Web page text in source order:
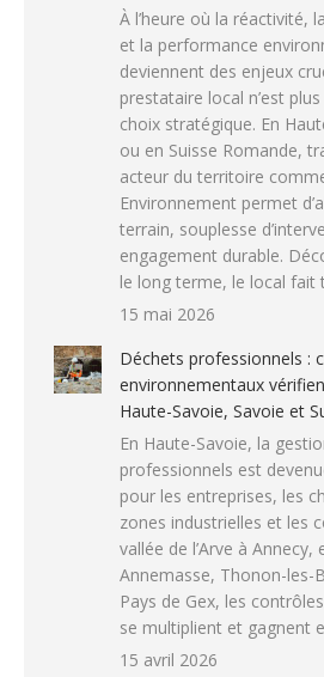
À l’heure où la réactivité,
et la performance
deviennent des enjeux
prestataire local n’est
choix stratégique. En
ou en Suisse Romande,
acteur du territoire
Environnement permet
terrain, souplesse
engagement durable.
le long terme, le local fait
15 mai 2026
Déchets professionnels :
environnementaux
Haute-Savoie, Savoie et
En Haute-Savoie, la
professionnels est
pour les entreprises, les
zones industrielles et les
vallée de l’Arve à Annecy,
Annemasse, Thonon-les-
Pays de Gex, les
se multiplient et gagnent
15 avril 2026